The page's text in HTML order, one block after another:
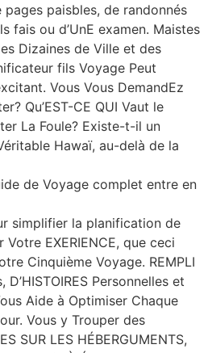
pages paisbles, de randonnés
fais ou d’UnE examen. Maistes
Dizaines de Ville et des
fils Voyage Peut
Vous Vous DemandEz
Qu’EST-CE QUI Vaut le
La Foule? Existe-t-il un
Hawaï, au-delà de la
de Voyage complet entre en
simplifier la planification de
EXERIENCE, que ceci
Cinquième Voyage. REMPLI
D’HISTOIRES Personnelles et
Aide à Optimiser Chaque
Vous y Trouper des
SUR LES HÉBERGUMENTS,